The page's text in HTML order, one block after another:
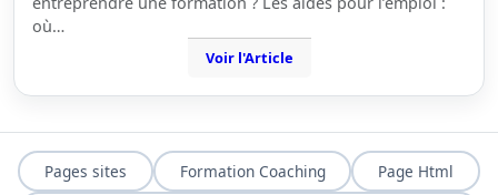
où…
Voir l'Article
Pages sites Formation Coaching Page Html